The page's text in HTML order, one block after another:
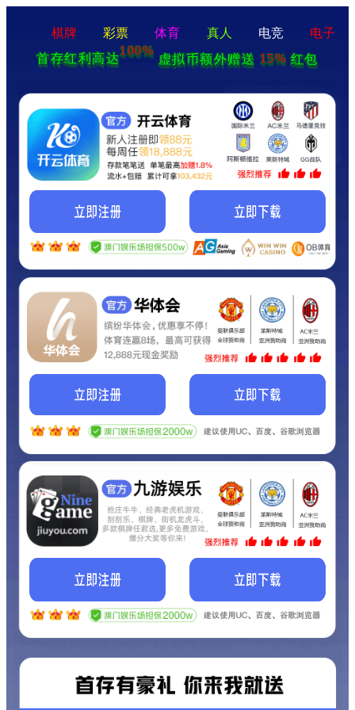
棋牌 彩票 体育 真人 电竞
电子
首存红利高达
100%
虚拟币额外赠送 15% 红包